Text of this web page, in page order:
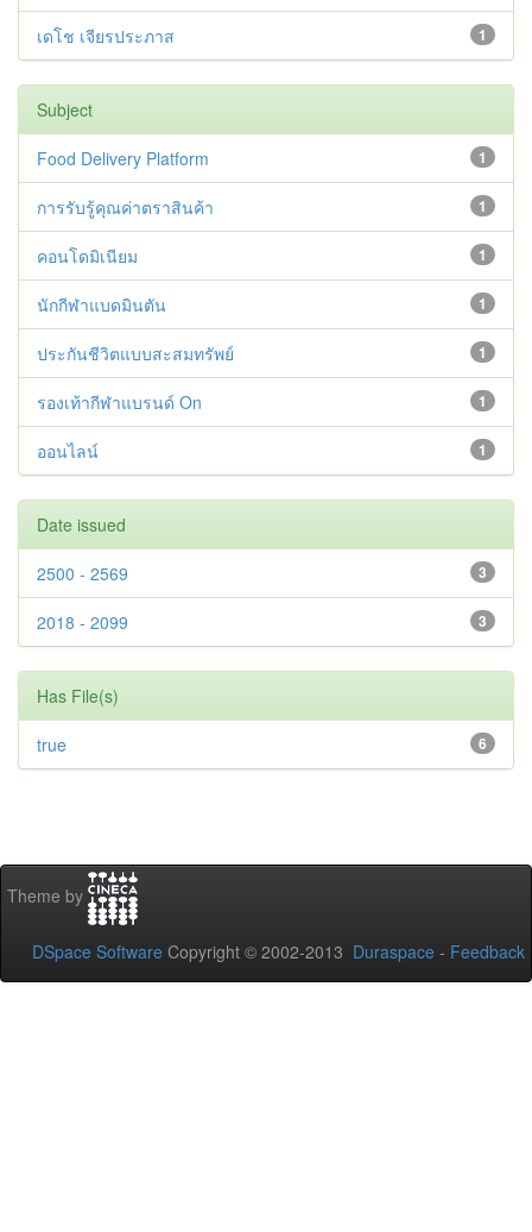
1
เดโช เจียรประภาส
Subject
1
Food Delivery Platform
1
การรับรู้คุณค่าตราสินค้า
1
คอนโดมิเนียม
1
นักกีฬาแบดมินตัน
1
ประกันชีวิตแบบสะสมทรัพย์
1
รองเท้ากีฬาแบรนด์ On
1
ออนไลน์
Date issued
3
2500 - 2569
3
2018 - 2099
Has File(s)
6
true
Theme by
DSpace Software Copyright © 2002-2013 Duraspace - Feedback